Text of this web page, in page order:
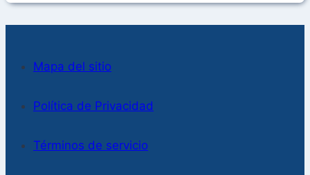
Mapa del sitio
Política de Privacidad
Términos de servicio